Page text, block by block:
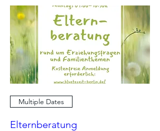
Multiple Dates
Elternberatung